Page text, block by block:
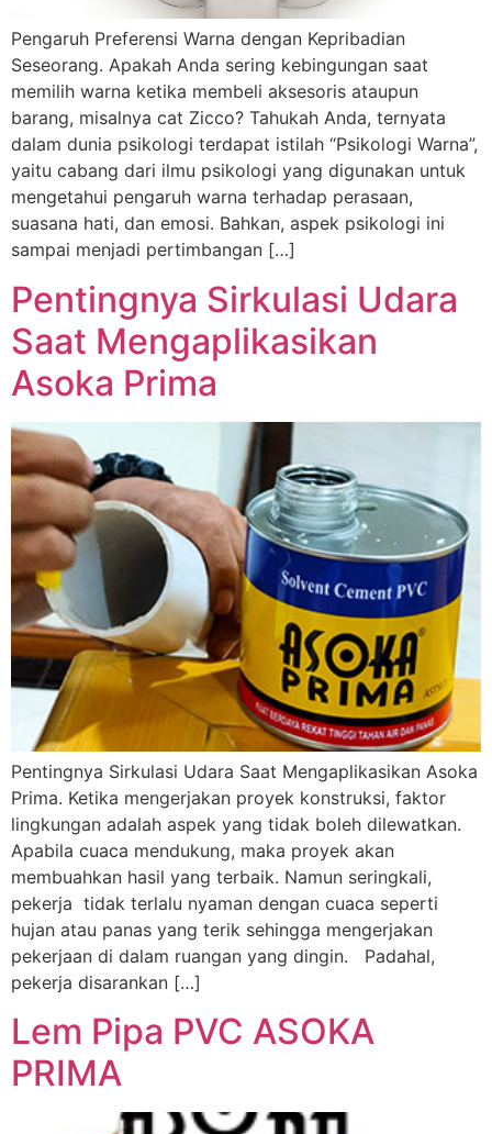
Pengaruh Preferensi Warna dengan Kepribadian
Seseorang. Apakah Anda sering kebingungan saat
memilih warna ketika membeli aksesoris ataupun
barang, misalnya cat Zicco? Tahukah Anda, ternyata
dalam dunia psikologi terdapat istilah “Psikologi Warna”,
yaitu cabang dari ilmu psikologi yang digunakan untuk
mengetahui pengaruh warna terhadap perasaan,
suasana hati, dan emosi. Bahkan, aspek psikologi ini
sampai menjadi pertimbangan […]
Pentingnya Sirkulasi Udara
Saat Mengaplikasikan
Asoka Prima
Pentingnya Sirkulasi Udara Saat Mengaplikasikan Asoka
Prima. Ketika mengerjakan proyek konstruksi, faktor
lingkungan adalah aspek yang tidak boleh dilewatkan.
Apabila cuaca mendukung, maka proyek akan
membuahkan hasil yang terbaik. Namun seringkali,
pekerja tidak terlalu nyaman dengan cuaca seperti
hujan atau panas yang terik sehingga mengerjakan
pekerjaan di dalam ruangan yang dingin. Padahal,
pekerja disarankan […]
Lem Pipa PVC ASOKA
PRIMA